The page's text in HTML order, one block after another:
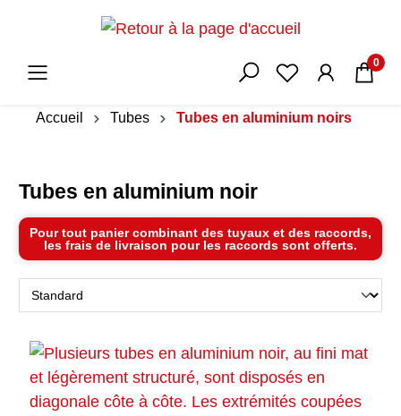
0
Accueil Tubes Tubes en aluminium noirs
Tubes en aluminium noir
Pour tout panier combinant des tuyaux et des raccords,
les frais de livraison pour les raccords sont offerts.